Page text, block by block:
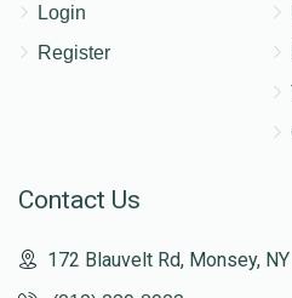
Login
Register
Contact Us
172 Blauvelt Rd, Monsey, NY